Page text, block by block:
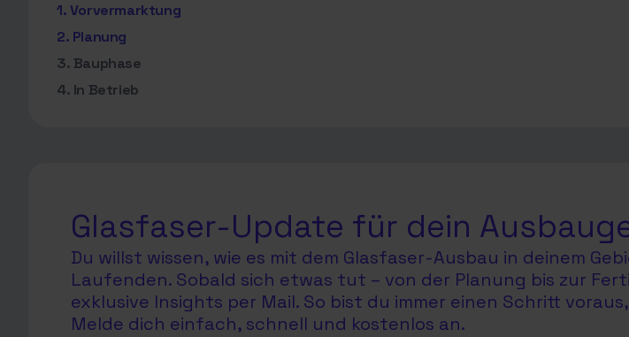
1. Vorvermarktung
2. Planung
3. Bauphase
4. In Betrieb
Glasfaser-Update für dein
Du willst wissen, wie es mit dem Glasfaser-Ausbau in deinem
Laufenden. Sobald sich etwas tut – von der Planung bis zur
exklusive Insights per Mail. So bist du immer einen Schritt
Melde dich einfach, schnell und kostenlos an.